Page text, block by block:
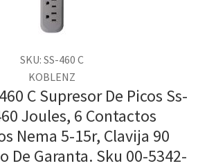
SKU: SS-460 C
KOBLENZ
C Supresor De Picos Ss-
Joules, 6 Contactos
Nema 5-15r, Clavija 90
De Garanta. Sku 00-5342-